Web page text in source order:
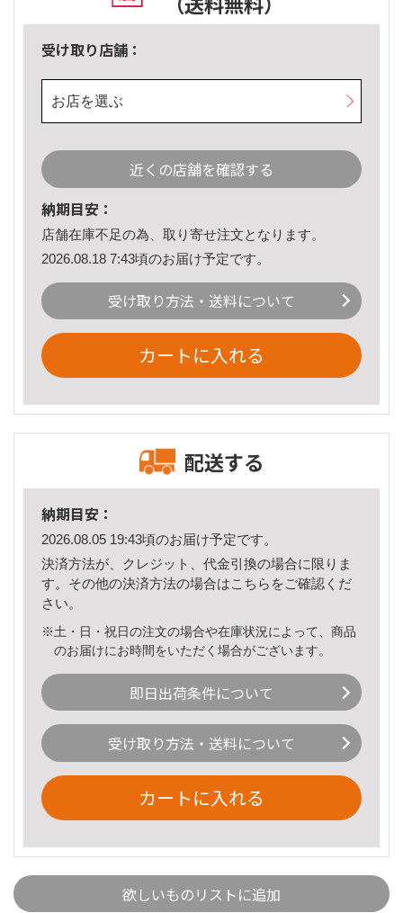
受け取り店舗：
お店を選ぶ
近くの店舗を確認する
納期目安：
店舗在庫不足の為、取り寄せ注文となります。
2026.08.18 7:43頃のお届け予定です。
受け取り方法・送料について
カートに入れる
配送する
納期目安：
2026.08.05 19:43頃のお届け予定です。
決済方法が、クレジット、代金引換の場合に限りま
す。その他の決済方法の場合はこちら をご確認くだ
さい。
※土・日・祝日の注文の場合や在庫状況によって、商品
のお届けにお時間をいただく場合がございます。
即日出荷条件について
受け取り方法・送料について
カートに入れる
欲しいものリストに追加